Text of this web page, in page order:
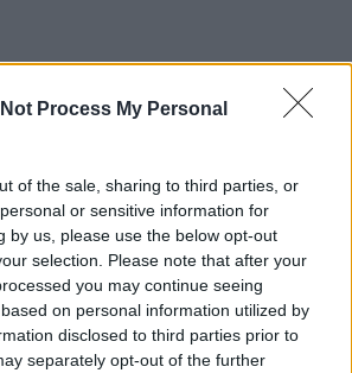
Process My Personal
of the sale, sharing to third parties, or
or sensitive information for
by us, please use the below opt-out
selection. Please note that after your
you may continue seeing
on personal information utilized by
disclosed to third parties prior to
separately opt-out of the further